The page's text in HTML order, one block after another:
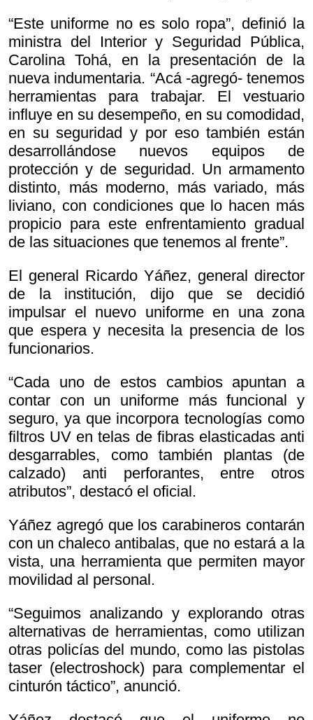
“Este uniforme no es solo ropa”, definió la
ministra del Interior y Seguridad Pública,
Carolina Tohá, en la presentación de la
nueva indumentaria. “Acá -agregó- tenemos
herramientas para trabajar. El vestuario
influye en su desempeño, en su comodidad,
en su seguridad y por eso también están
desarrollándose nuevos equipos de
protección y de seguridad. Un armamento
distinto, más moderno, más variado, más
liviano, con condiciones que lo hacen más
propicio para este enfrentamiento gradual
de las situaciones que tenemos al frente”.
El general Ricardo Yáñez, general director
de la institución, dijo que se decidió
impulsar el nuevo uniforme en una zona
que espera y necesita la presencia de los
funcionarios.
“Cada uno de estos cambios apuntan a
contar con un uniforme más funcional y
seguro, ya que incorpora tecnologías como
filtros UV en telas de fibras elasticadas anti
desgarrables, como también plantas (de
calzado) anti perforantes, entre otros
atributos”, destacó el oficial.
Yáñez agregó que los carabineros contarán
con un chaleco antibalas, que no estará a la
vista, una herramienta que permiten mayor
movilidad al personal.
“Seguimos analizando y explorando otras
alternativas de herramientas, como utilizan
otras policías del mundo, como las pistolas
taser (electroshock) para complementar el
cinturón táctico”, anunció.